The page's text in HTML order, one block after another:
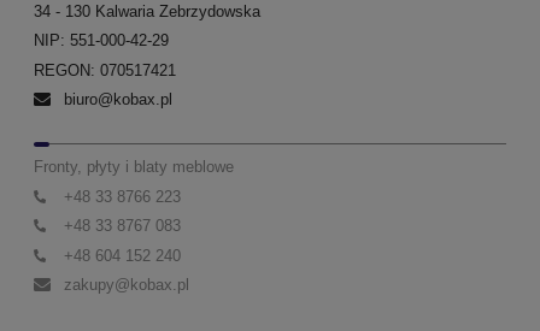
34 - 130 Kalwaria Zebrzydowska
NIP: 551-000-42-29
REGON: 070517421
biuro@kobax.pl
Fronty, płyty i blaty meblowe
+48 33 8766 223
+48 33 8767 083
+48 604 152 240
zakupy@kobax.pl